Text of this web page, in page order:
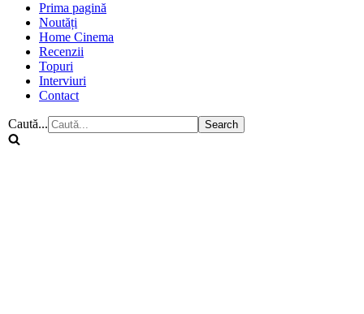
Prima pagină
Noutăți
Home Cinema
Recenzii
Topuri
Interviuri
Contact
Caută...